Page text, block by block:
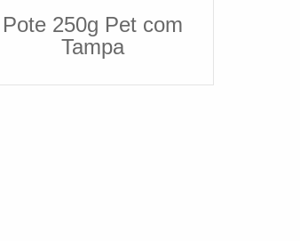
Pote 250g Pet com
Tampa